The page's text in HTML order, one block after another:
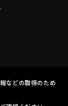
Reserved.
などの取得のため